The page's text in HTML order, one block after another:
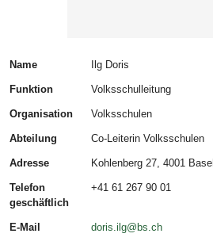
Name Ilg Doris
Funktion Volksschulleitung
Organisation Volksschulen
Abteilung Co-Leiterin Volksschulen
Adresse Kohlenberg 27, 4001 Basel
Telefon
geschäftlich
+41 61 267 90 01
E-Mail doris.ilg@bs.ch